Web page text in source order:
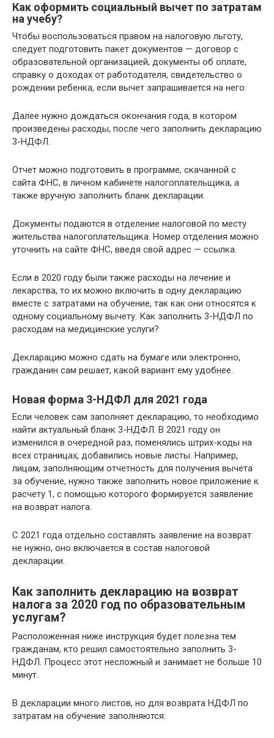
Как оформить социальный вычет по затратам
на учебу?
Чтобы воспользоваться правом на налоговую льготу,
следует подготовить пакет документов — договор с
образовательной организацией, документы об оплате,
справку о доходах от работодателя, свидетельство о
рождении ребенка, если вычет запрашивается на него.
Далее нужно дождаться окончания года, в котором
произведены расходы, после чего заполнить декларацию
3-НДФЛ.
Отчет можно подготовить в программе, скачанной с
сайта ФНС, в личном кабинете налогоплательщика, а
также вручную заполнить бланк декларации.
Документы подаются в отделение налоговой по месту
жительства налогоплательщика. Номер отделения можно
уточнить на сайте ФНС, введя свой адрес — ссылка.
Если в 2020 году были также расходы на лечение и
лекарства, то их можно включить в одну декларацию
вместе с затратами на обучение, так как они относятся к
одному социальному вычету. Как заполнить 3-НДФЛ по
расходам на медицинские услуги?
Декларацию можно сдать на бумаге или электронно,
гражданин сам решает, какой вариант ему удобнее.
Новая форма 3-НДФЛ для 2021 года
Если человек сам заполняет декларацию, то необходимо
найти актуальный бланк 3-НДФЛ. В 2021 году он
изменился в очередной раз, поменялись штрих-коды на
всех страницах, добавились новые листы. Например,
лицам, заполняющим отчетность для получения вычета
за обучение, нужно также заполнить новое приложение к
расчету 1, с помощью которого формируется заявление
на возврат налога.
С 2021 года отдельно составлять заявление на возврат
не нужно, оно включается в состав налоговой
декларации.
Как заполнить декларацию на возврат
налога за 2020 год по образовательным
услугам?
Расположенная ниже инструкция будет полезна тем
гражданам, кто решил самостоятельно заполнить 3-
НДФЛ. Процесс этот несложный и занимает не больше 10
минут.
В декларации много листов, но для возврата НДФЛ по
затратам на обучение заполняются: